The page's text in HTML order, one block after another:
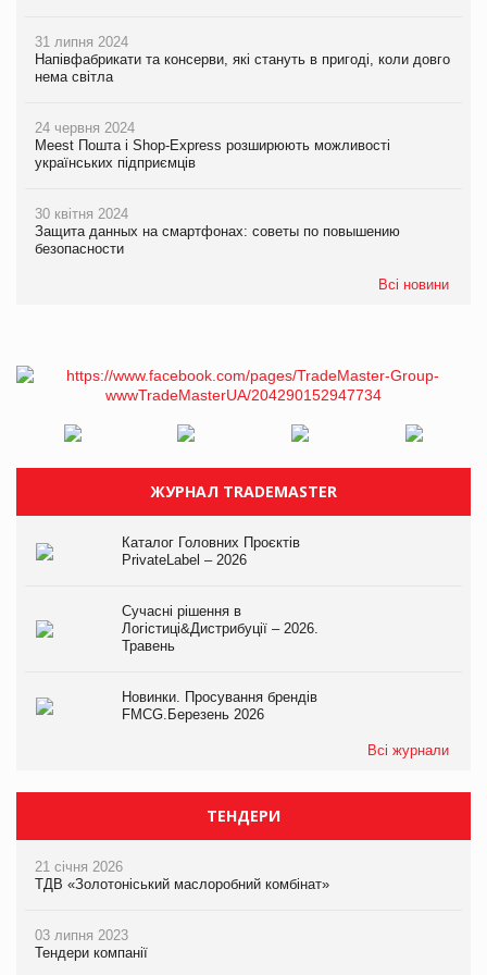
31 липня 2024
Напівфабрикати та консерви, які стануть в пригоді, коли довго
нема світла
24 червня 2024
Meest Пошта і Shop-Express розширюють можливості
українських підприємців
30 квітня 2024
Защита данных на смартфонах: советы по повышению
безопасности
Всі новини
ЖУРНАЛ TRADEMASTER
Каталог Головних Проєктів
PrivateLabel – 2026
Сучасні рішення в
Логістиці&Дистрибуції – 2026.
Травень
Новинки. Просування брендів
FMCG.Березень 2026
Всі журнали
ТЕНДЕРИ
21 січня 2026
ТДВ «Золотоніський маслоробний комбінат»
03 липня 2023
Тендери компанії